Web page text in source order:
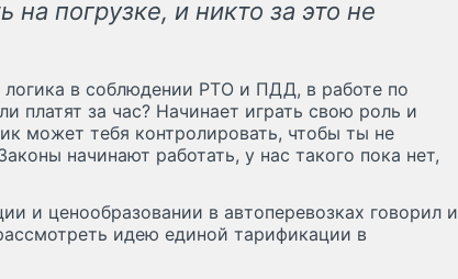
на погрузке, и никто за это не
в соблюдении РТО и ПДД, в работе по
платят за час? Начинает играть свою роль и
может тебя контролировать, чтобы ты не
начинают работать, у нас такого пока нет,
и ценообразовании в автоперевозках говорил и
идею единой тарификации в